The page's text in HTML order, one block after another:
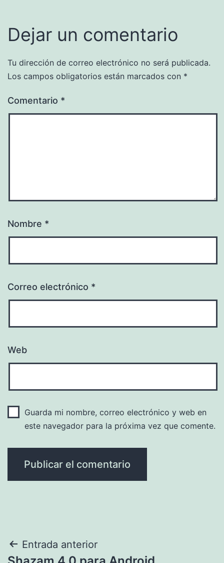
Dejar un comentario
Tu dirección de correo electrónico no será publicada.
Los campos obligatorios están marcados con *
Comentario *
Nombre *
Correo electrónico *
Web
Guarda mi nombre, correo electrónico y web en
este navegador para la próxima vez que comente.
Navegación
Entrada anterior